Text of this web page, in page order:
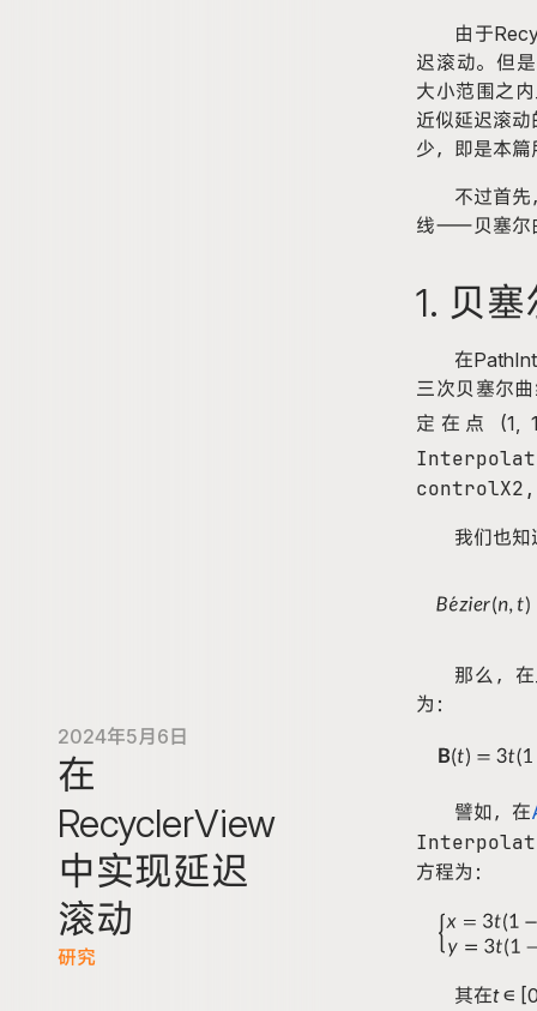
2024年5月6日
在
RecyclerView
中实现延迟
滚动
研究
由于
迟滚动。但
大小范围之
近似延迟滚
少，即是本
不过首先
线⸺贝塞尔
1. 贝塞
在Path
三次贝塞尔
定在点 (1
,
controlX2
我们也知
那么，
为：
譬如，在
方程为：
其在t∈